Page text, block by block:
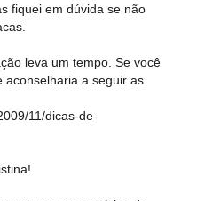
fiquei em dúvida se não
leva um tempo. Se você
aconselharia a seguir as
11/dicas-de-